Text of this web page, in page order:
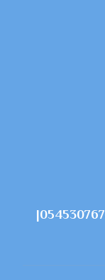
شركة تنظيف فلل في العين |0545307678|